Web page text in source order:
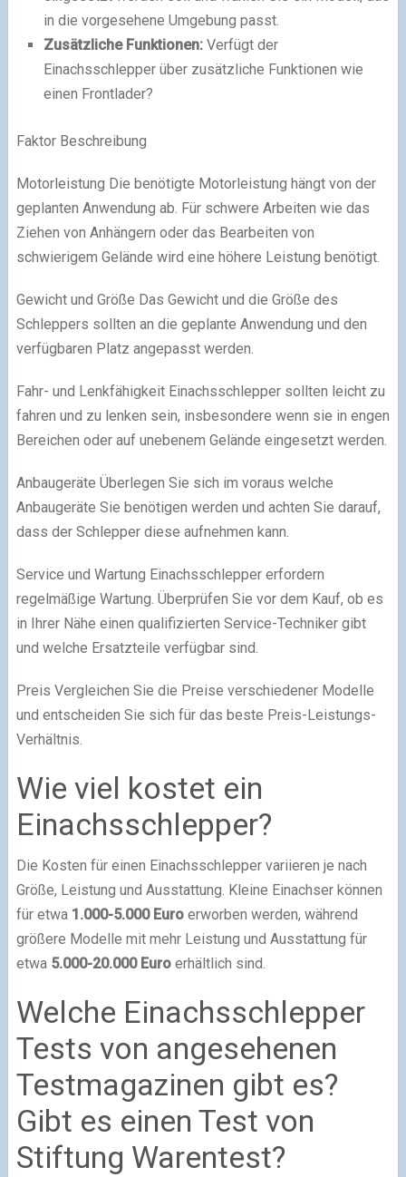
in die vorgesehene Umgebung passt.
Zusätzliche Funktionen:Verfügt der
Einachsschlepper über zusätzliche Funktionen wie
einen Frontlader?
Faktor Beschreibung
Motorleistung Die benötigte Motorleistung hängt von der
geplanten Anwendung ab. Für schwere Arbeiten wie das
Ziehen von Anhängern oder das Bearbeiten von
schwierigem Gelände wird eine höhere Leistung benötigt.
Gewicht und Größe Das Gewicht und die Größe des
Schleppers sollten an die geplante Anwendung und den
verfügbaren Platz angepasst werden.
Fahr- und Lenkfähigkeit Einachsschlepper sollten leicht zu
fahren und zu lenken sein, insbesondere wenn sie in engen
Bereichen oder auf unebenem Gelände eingesetzt werden.
Anbaugeräte Überlegen Sie sich im voraus welche
Anbaugeräte Sie benötigen werden und achten Sie darauf,
dass der Schlepper diese aufnehmen kann.
Service und Wartung Einachsschlepper erfordern
regelmäßige Wartung. Überprüfen Sie vor dem Kauf, ob es
in Ihrer Nähe einen qualifizierten Service-Techniker gibt
und welche Ersatzteile verfügbar sind.
Preis Vergleichen Sie die Preise verschiedener Modelle
und entscheiden Sie sich für das beste Preis-Leistungs-
Verhältnis.
Wie viel kostet ein
Einachsschlepper?
Die Kosten für einen Einachsschlepper variieren je nach
Größe, Leistung und Ausstattung. Kleine Einachser können
für etwa 1.000-5.000 Euroerworben werden, während
größere Modelle mit mehr Leistung und Ausstattung für
etwa 5.000-20.000 Euroerhältlich sind.
Welche Einachsschlepper
Tests von angesehenen
Testmagazinen gibt es?
Gibt es einen Test von
Stiftung Warentest?